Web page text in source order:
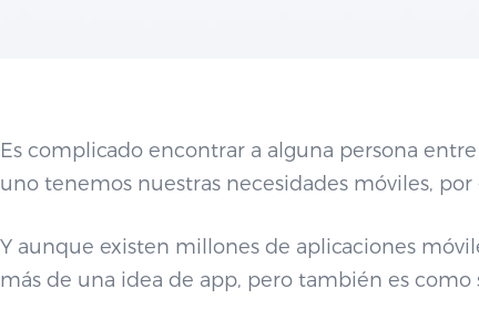
Es complicado encontrar a alguna persona
uno tenemos nuestras necesidades móviles,
Y aunque existen millones de aplicaciones
más de una idea de app, pero también es como